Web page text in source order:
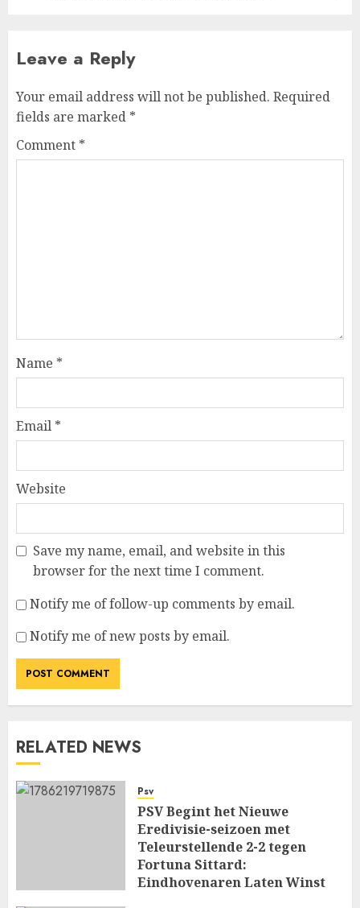
Leave a Reply
Your email address will not be published. Required
fields are marked *
Comment *
Name *
Email *
Website
Save my name, email, and website in this
browser for the next time I comment.
Notify me of follow-up comments by email.
Notify me of new posts by email.
RELATED NEWS
Psv
PSV Begint het Nieuwe
Eredivisie-seizoen met
Teleurstellende 2-2 tegen
Fortuna Sittard:
Eindhovenaren Laten Winst